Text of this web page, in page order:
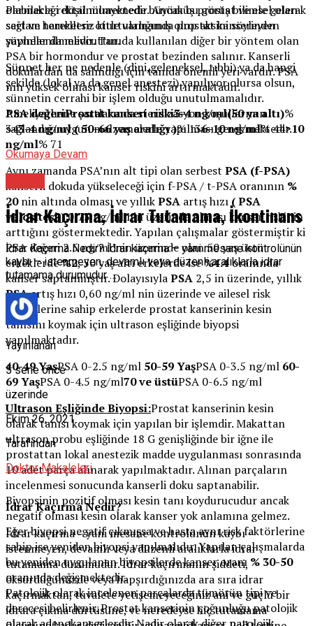
Parmakla rektal muayenede büyümüş prostat ve ele gelen
sert ve hareketsiz kitle varlığında prostat kanserinden
şüphelenilmelidir. Tanıda kullanılan diğer bir yöntem olan
PSA bir hormondur ve prostat bezinden salınır. Kanserli
dokulardan da salındığı için tanıda önemli yeri vardır. PSA
nın yüksek olması kanser riskini artırmaktadır.
PSA değeriProstat kanseri riski3-4 ng/ml(50 ya altı)%
343-4 ng/ml ( 50-66 yaş aralığı )% 136-10 ng/ml% 44>10
ng/ml% 71
Aynı zamanda PSA’nın alt tipi olan serbest PSA (f-PSA)
kanserli dokuda yükseleceği için f-PSA / t-PSA oranının %
20nin altında olması ve yıllıkPSA artış hızı ( PSA
velositesi )0,75 ng/ml nin üzerinde olması kanser riskinin
arttığını göstermektedir. Yapılan çalışmalar göstermiştir ki
PSA değeri 2.5 ng/ml’nin üzerinde olan 50 yaş üstü
erkeklerde%2, 50 yaş altı erkelerde ise%4.4oranında
kanser saptanmıştır. DolayısıylaPSA 2,5 in üzerinde, yıllık
PSAartış hızı 0,60 ng/ml nin üzerinde ve ailesel risk
faktörlerine sahip erkelerde prostat kanserinin kesin
tanısını koymak için ultrason eşliğinde biyopsi
yapılmaktadır.
40-49 YaşPSA 0-2.5 ng/ml 50-59 YaşPSA 0-3.5 ng/ml 60-
69 YaşPSA 0-4.5 ng/ml70 ve üstüPSA 0-6.5 ng/ml
Ultrason Eşliğinde Biyopsi:Prostat kanserinin kesin
olarak tanısı koymak için yapılan bir işlemdir. Makattan
ultrason probu eşliğinde 18 G genişliğinde bir iğne ile
prostattan lokal anestezik madde uygulanması sonrasında
10 adet parça alınarak yapılmaktadır. Alınan parçaların
incelenmesi sonucunda kanserli doku saptanabilir.
Biyopsinin pozitif olması kesin tanı koydurucudur ancak
negatif olması kesin olarak kanser yok anlamına gelmez.
Eğer biyopsi negatif çıkmışsa ve hasta aynı risk faktörlerine
sahip ise yeniden biyopsi yapılmalıdır. Yapılan çalışmalarda
bu yeniden uygulanan biyopsilerde kanser oranı % 30-50
oranında değişmektedir.
Patolojik olarak incelenen parçalarda tümörün tipi ve
derecesi belirlenir. Prostat kanserinin çoğunluğu patolojik
olabileceği düşünülmektedir. Ancak bu görüş bilimsel olarak
sağlam temellere oturtulamamış olup aksini söyleyen
yayınlar da mevcuttur.
Sünnet her ne nedenle (dini,geleneksel, tıbbi) ya da hangi
şekilde (lokal ya da genel anestezi) yapılıyor olursa olsun,
sünnetin cerrahi bir işlem olduğu unutulmamalıdır.
Ameliyathane şartlarında sterilizasyon koşullarının
sağlandığı uygun malzemelerle yapılması gerekmektedir.
Okumaya Devam
İdrar Kaçırma, İdrar Tutamama, İkontinans
İdrar Kaçırma Nedir? İdrar kaçırma – yani mesane kontrolünün
kaybı – istenmeyen, devamlı veya düzenli aralıklarla idrar
tutamama durumudur …
Yayınlanan
5 sene önce
üzerinde
Ekim 26, 2021
Tarafından
Doktor Makaleleri
İdrar Kaçırma Nedir?
İdrar kaçırma – yani mesane kontrolünün kaybı –
istenmeyen, devamlı veya düzenli aralıklarla idrar
tutamama durumudur. İdrar kaçırmanın şiddeti,
öksürdüğünüzde veya hapşırdığınızda ara sıra idrar
kaçırmaktan, tuvalete yetişemeyeceğiniz ani ve güçlü bir
idrara çıkma dürtüsüne, ve neredeyse hiç tutamama